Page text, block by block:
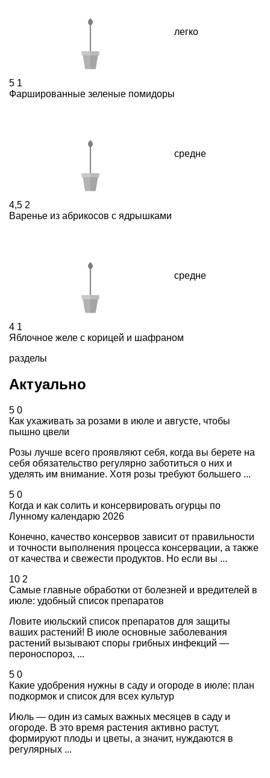
легко
5 1
Фаршированные зеленые помидоры
средне
4,5 2
Варенье из абрикосов с ядрышками
средне
4 1
Яблочное желе с корицей и шафраном
разделы
Актуально
5 0
Как ухаживать за розами в июле и августе, чтобы
пышно цвели
Розы лучше всего проявляют себя, когда вы берете на
себя обязательство регулярно заботиться о них и
уделять им внимание. Хотя розы требуют большего ...
5 0
Когда и как солить и консервировать огурцы по
Лунному календарю 2026
Конечно, качество консервов зависит от правильности
и точности выполнения процесса консервации, а также
от качества и свежести продуктов. Но если вы ...
10 2
Самые главные обработки от болезней и вредителей в
июле: удобный список препаратов
Ловите июльский список препаратов для защиты
ваших растений! В июле основные заболевания
растений вызывают споры грибных инфекций —
пероноспороз, ...
5 0
Какие удобрения нужны в саду и огороде в июле: план
подкормок и список для всех культур
Июль — один из самых важных месяцев в саду и
огороде. В это время растения активно растут,
формируют плоды и цветы, а значит, нуждаются в
регулярных ...